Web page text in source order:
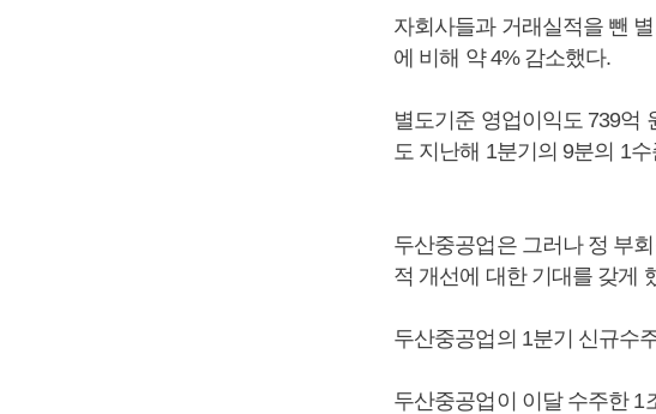
자회사들과 거래실적을 뺀
에 비해 약 4% 감소했다.
별도기준 영업이익도 739억
도 지난해 1분기의 9분의 1
두산중공업은 그러나 정 부
적 개선에 대한 기대를 갖게
두산중공업의 1분기 신규수
두산중공업이 이달 수주한 1